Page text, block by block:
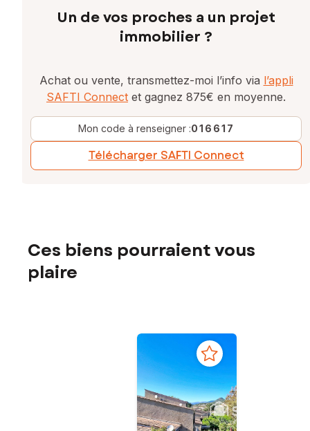
Un de vos proches a un projet
immobilier ?
Achat ou vente, transmettez-moi l’info via l’appli
SAFTI Connect et gagnez 875€ en moyenne.
Mon code à renseigner :016617
Télécharger SAFTI Connect
Ces biens pourraient vous
plaire